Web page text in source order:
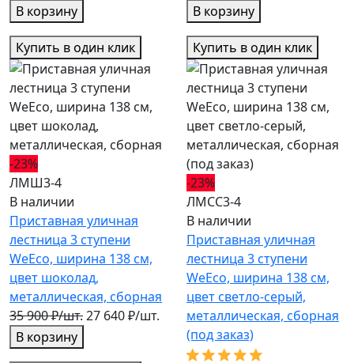
В корзину
Купить в один клик
В корзину
Купить в один клик
-23%
ЛМШ3-4
В наличии
Приставная уличная
лестница 3 ступени
WeEco, ширина 138 см,
цвет шоколад,
металлическая, cборная
35 900 ₽/шт.27 640 ₽/шт.
В корзину
-23%
ЛМСС3-4
В наличии
Приставная уличная
лестница 3 ступени
WeEco, ширина 138 см,
цвет светло-серый,
металлическая, cборная
(под заказ)